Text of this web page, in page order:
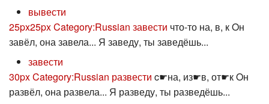
вывести
25px25pxCategory:Russian завести что-то на, в, к Oн
завёл, она завела... Я заведу, ты заведёшь...
завести
30pxCategory:Russian развести c☛на, из☛в, от☛к Oн
развёл, она развела... Я разведу, ты разведёшь...